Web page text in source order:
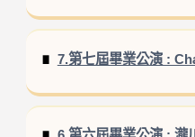
7.第七屆畢業公演 :